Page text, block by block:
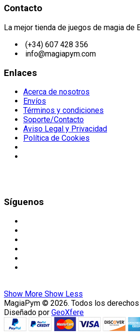
Contacto
La mejor tienda de juegos de magia de
(+34) 607 428 356
info@magiapym.com
Enlaces
Acerca de nosotros
Envíos
Términos y condiciones
Soporte/Contacto
Aviso Legal y Privacidad
Política de Cookies
Síguenos
Show More Show Less
MagiaPym © 2026. Todos los
Diseñado por GeoXfere